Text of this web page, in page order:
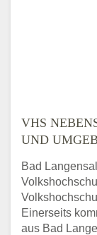
VHS
UND
Bad
Einerseits
aus Bad